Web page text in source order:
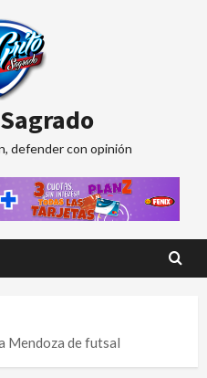
defender con opinión
Mendoza de futsal